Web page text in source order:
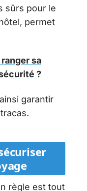
sûrs pour le
permet
sa
?
garantir
règle est tout